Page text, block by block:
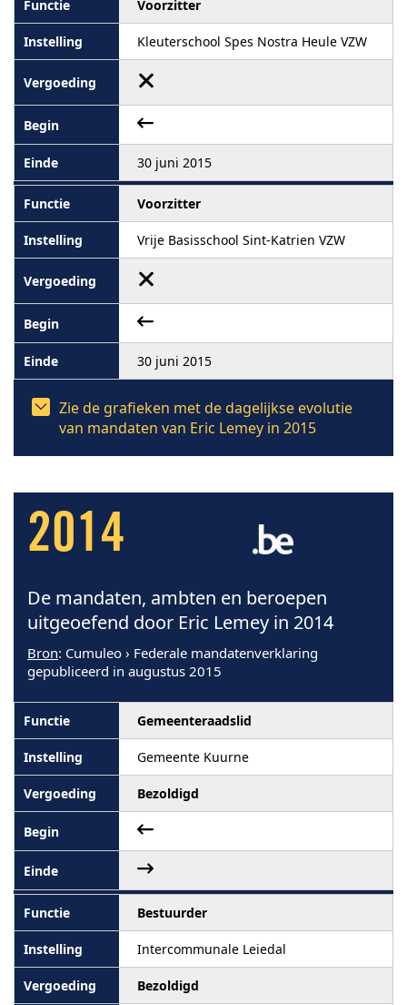
Voorzitter
Kleuterschool Spes Nostra Heule VZW
30 juni 2015
Voorzitter
Vrije Basisschool Sint-Katrien VZW
30 juni 2015
Zie de grafieken met de dagelijkse evolutie
van mandaten van Eric Lemey in 2015
2014
De mandaten, ambten en beroepen
uitgeoefend door Eric Lemey in 2014
Bron: Cumuleo › Federale mandatenverklaring
gepubliceerd in augustus 2015
Gemeenteraadslid
Gemeente Kuurne
Bezoldigd
Bestuurder
Intercommunale Leiedal
Bezoldigd